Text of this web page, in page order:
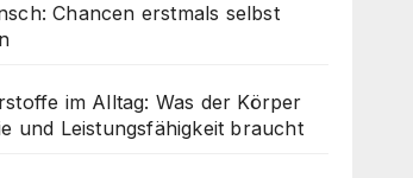
Chancen erstmals selbst
im Alltag: Was der Körper
und Leistungsfähigkeit braucht